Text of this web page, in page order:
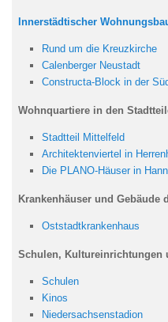
Innerstädtischer
Rund um die Kreuzkirche
Calenberger Neustadt
Constructa-Block in der
Wohnquartiere in den
Stadtteil Mittelfeld
Architektenviertel in
Die PLANO-Häuser in
Krankenhäuser und Gebäude
Oststadtkrankenhaus
Schulen, Kultureinrichtungen
Schulen
Kinos
Niedersachsenstadion